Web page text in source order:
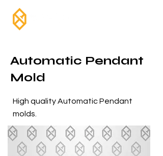
Automatic Pendant
Mold
High quality Automatic Pendant
molds.